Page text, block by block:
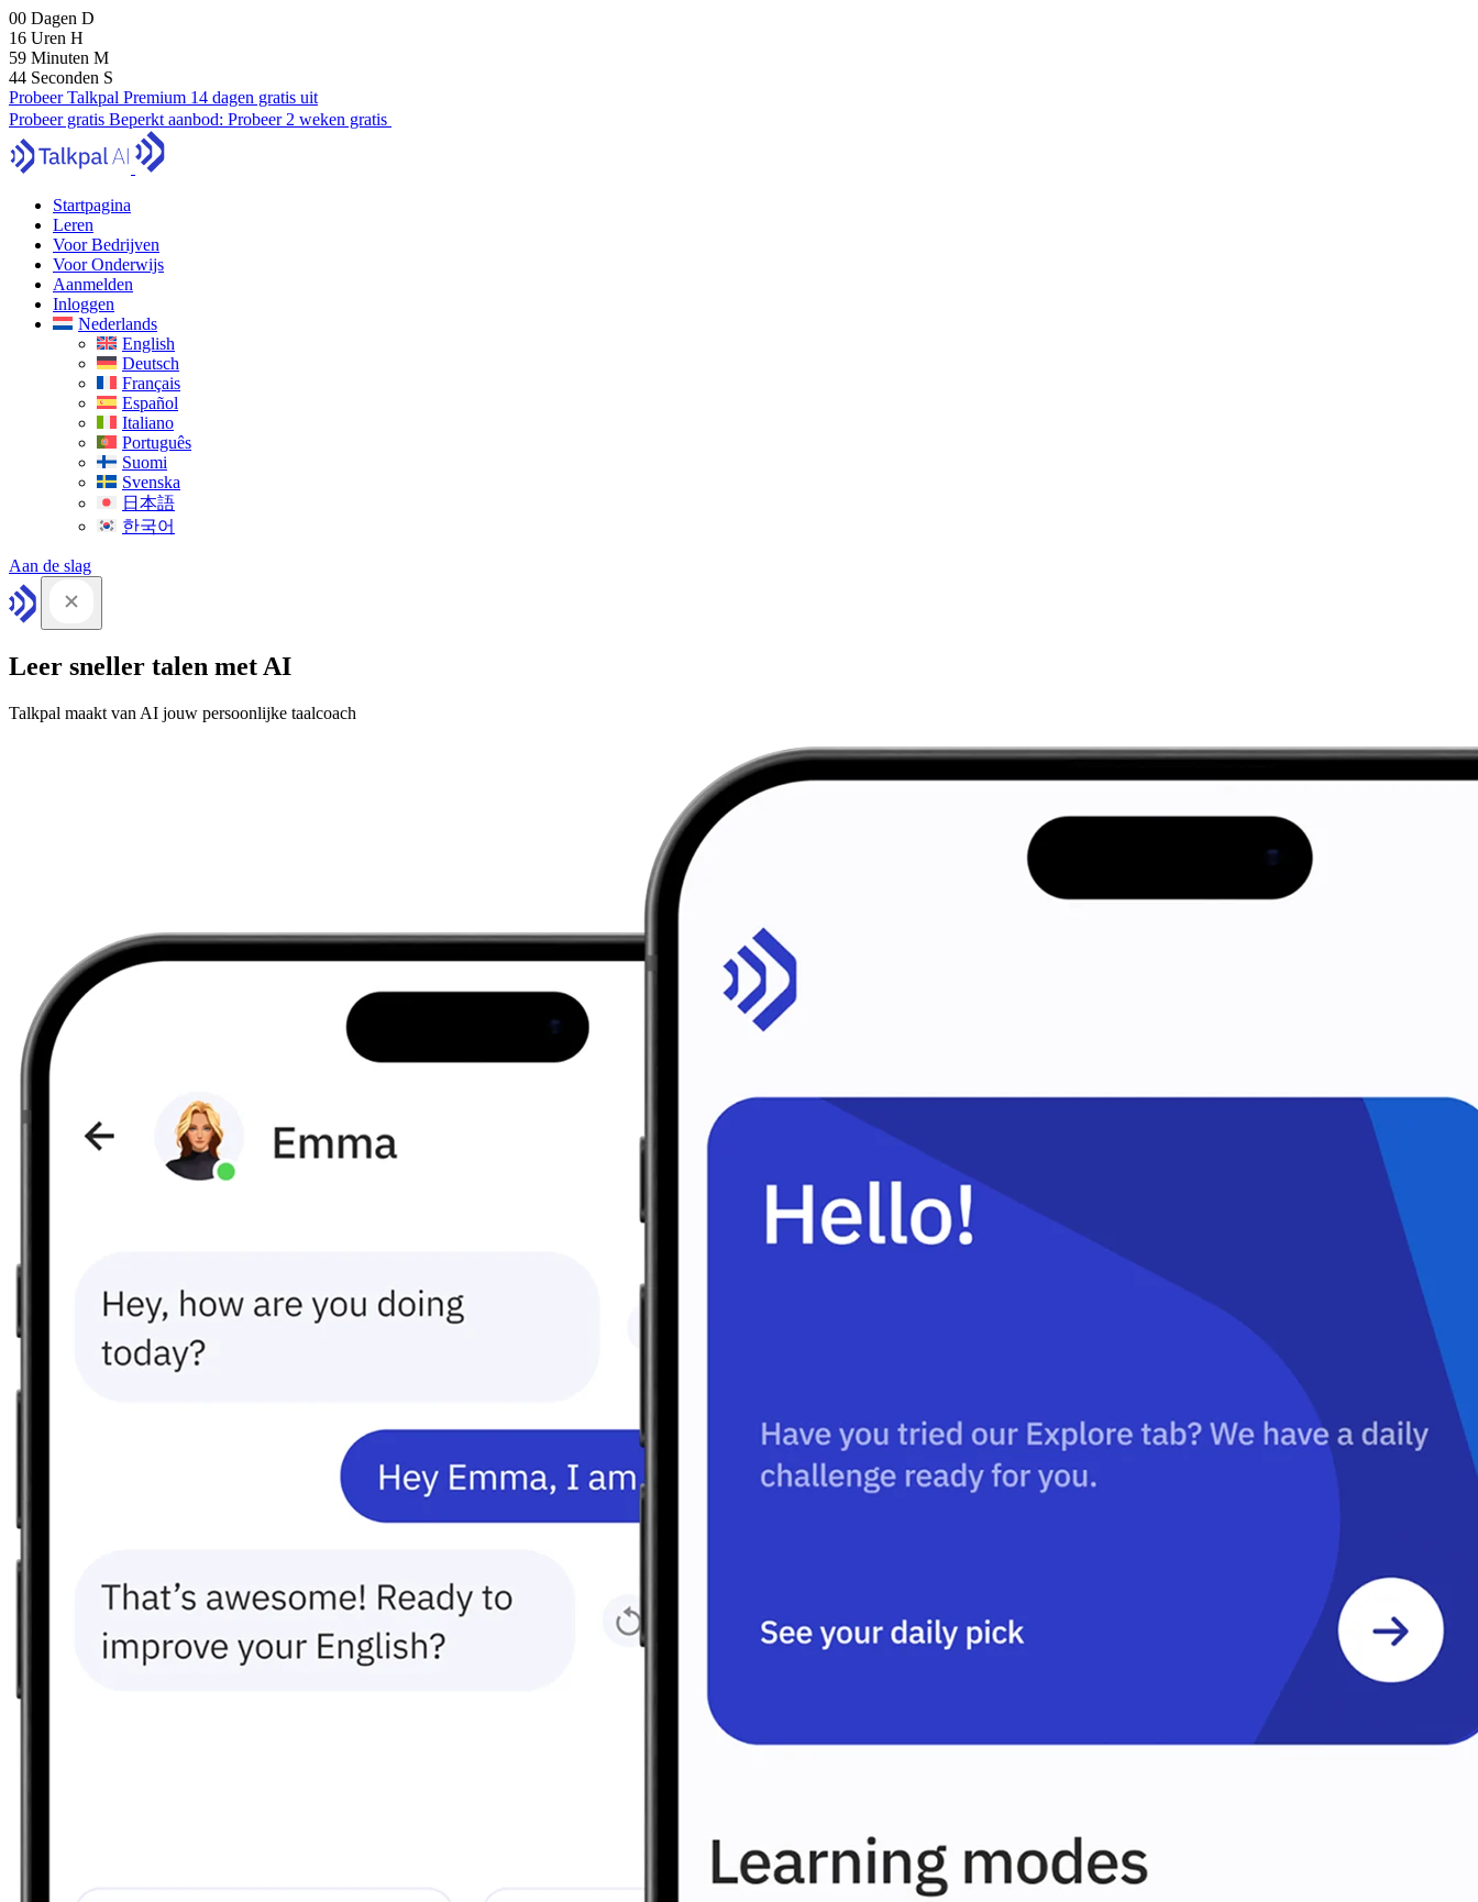
00 Dagen D
16 Uren H
59 Minuten M
42 Seconden S
Probeer Talkpal Premium 14 dagen gratis uit
Probeer gratis Beperkt aanbod: Probeer 2 weken gratis
Startpagina
Leren
Voor Bedrijven
Voor Onderwijs
Aanmelden
Inloggen
Nederlands
English
Deutsch
Français
Español
Italiano
Português
Suomi
Svenska
日本語
한국어
Aan de slag
Leer sneller talen met AI
Talkpal maakt van AI jouw persoonlijke taalcoach